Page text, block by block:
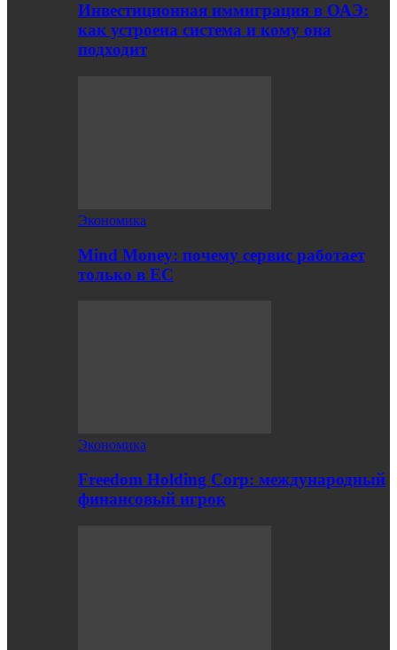
Инвестиционная иммиграция в ОАЭ:
как устроена система и кому она
подходит
Экономика
Mind Money: почему сервис работает
только в ЕС
Экономика
Freedom Holding Corp: международный
финансовый игрок